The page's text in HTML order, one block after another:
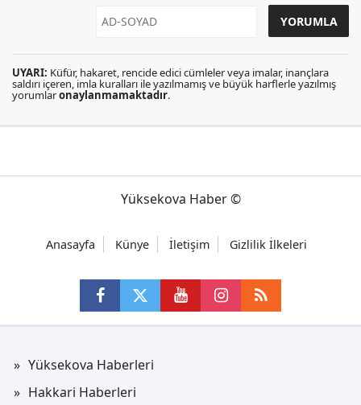
UYARI: Küfür, hakaret, rencide edici cümleler veya imalar, inançlara
saldırı içeren, imla kuralları ile yazılmamış ve büyük harflerle yazılmış
yorumlaronaylanmamaktadır.
Yüksekova Haber ©
Anasayfa Künye İletişim Gizlilik İlkeleri
Yüksekova Haberleri
Hakkari Haberleri